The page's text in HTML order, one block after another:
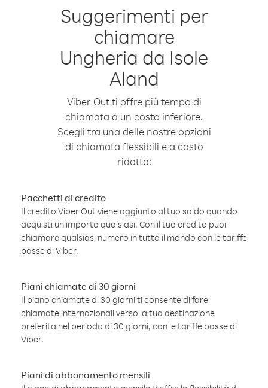
Suggerimenti per
chiamare
Ungheria da Isole
Aland
Viber Out ti offre più tempo di
chiamata a un costo inferiore.
Scegli tra una delle nostre opzioni
di chiamata flessibili e a costo
ridotto:
Pacchetti di credito
Il credito Viber Out viene aggiunto al tuo saldo quando
acquisti un importo qualsiasi. Con il tuo credito puoi
chiamare qualsiasi numero in tutto il mondo con le tariffe
basse di Viber.
Piani chiamate di 30 giorni
Il piano chiamate di 30 giorni ti consente di fare
chiamate internazionali verso la tua destinazione
preferita nel periodo di 30 giorni, con le tariffe basse di
Viber.
Piani di abbonamento mensili